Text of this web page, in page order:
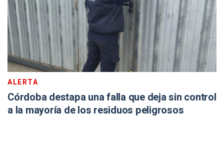
ALERTA
Córdoba destapa una falla que deja sin control
a la mayoría de los residuos peligrosos